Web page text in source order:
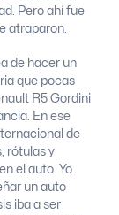
Pero ahí fue
atraparon.
de hacer un
que pocas
R5 Gordini
En ese
de
rótulas y
el auto. Yo
un auto
iba a ser